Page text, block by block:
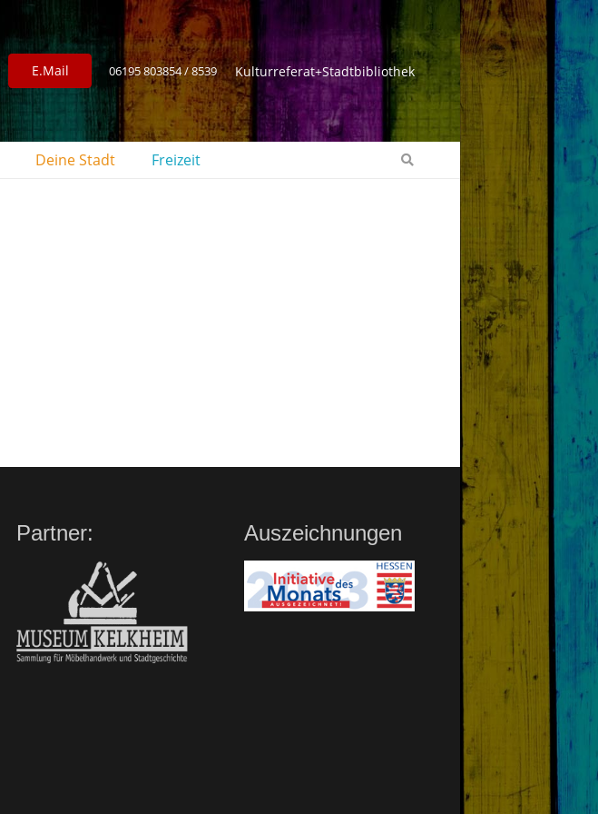
E.Mail 06195 803854 / 8539 Kulturreferat+Stadtbibliothek
Deine Stadt Freizeit
Partner: Auszeichnungen